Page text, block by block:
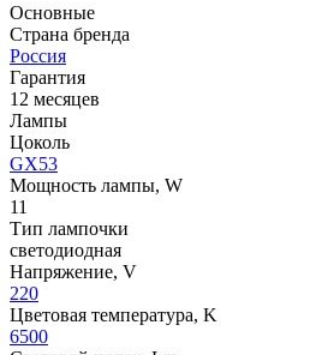
Основные
Страна бренда
Россия
Гарантия
12 месяцев
Лампы
Цоколь
GX53
Мощность лампы, W
11
Тип лампочки
светодиодная
Напряжение, V
220
Цветовая температура, K
6500